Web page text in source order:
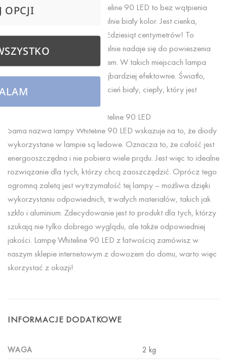
wystroju. Lampa wisząca Whiteline 90 LED to bez wątpienia
produkt nietuzinkowy. Ma idealnie biały kolor. Jest cienka,
podłużna i szeroka aż na sześćdziesiąt centymetrów! To
właśnie dzięki temu lampa idealnie nadaje się do powieszenia
nad stołem, biurkiem czy barkiem. W takich miejscach lampa
Whiteline będzie wyglądać najbardziej efektownie. Światło,
jakie wytwarza lampa, ma odcień biały, ciepły, który jest
niezwykle przyjazny dla oczu.
Dodatkowe zalety lampy Whiteline 90 LED
Sama nazwa lampy Whiteline 90 LED wskazuje na to, że diody
wykorzystane w lampie są ledowe. Oznacza to, że całość jest
energooszczędna i nie pobiera wiele prądu. Jest więc to idealne
rozwiązanie dla tych, którzy chcą zaoszczędzić. Oprócz tego
ogromną zaletą jest wytrzymałość tej lampy – możliwa dzięki
wykorzystaniu odpowiednich, trwałych materiałów, takich jak
szkło i aluminium. Zdecydowanie jest to produkt dla tych, którzy
szukają nie tylko dobrego wyglądu, ale także odpowiedniej
jakości. Lampę Whiteline 90 LED z łatwością zamówisz w
naszym sklepie internetowym z dowozem do domu, warto więc
skorzystać z okazji!
INFORMACJE DODATKOWE
WAGA 2 kg
OPCJI